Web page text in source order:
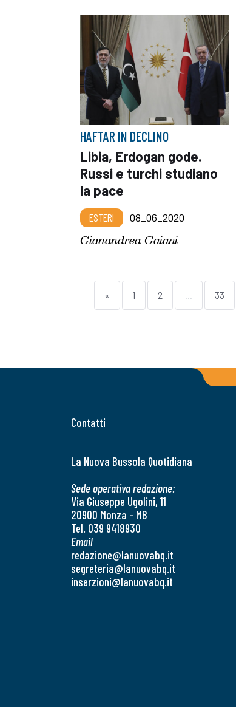
HAFTAR IN DECLINO
Libia, Erdogan gode.
Russi e turchi studiano
la pace
ESTERI 08_06_2020
Gianandrea Gaiani
« 1 2 ... 33
Contatti
La Nuova Bussola Quotidiana
Sede operativa redazione:
Via Giuseppe Ugolini, 11
20900 Monza - MB
Tel. 039 9418930
Email
redazione@lanuovabq.it
segreteria@lanuovabq.it
inserzioni@lanuovabq.it